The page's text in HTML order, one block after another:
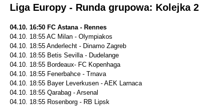
Liga Europy - Runda grupowa: Kolejka 2
04.10. 16:50 FC Astana - Rennes
04.10. 18:55 AC Milan - Olympiakos
04.10. 18:55 Anderlecht - Dinamo Zagreb
04.10. 18:55 Betis Sevilla - Dudelange
04.10. 18:55 Bordeaux- FC Kopenhaga
04.10. 18:55 Fenerbahce - Trnava
04.10. 18:55 Bayer Leverkusen - AEK Larnaca
04.10. 18:55 Qarabag - Arsenal
04.10. 18:55 Rosenborg - RB Lipsk